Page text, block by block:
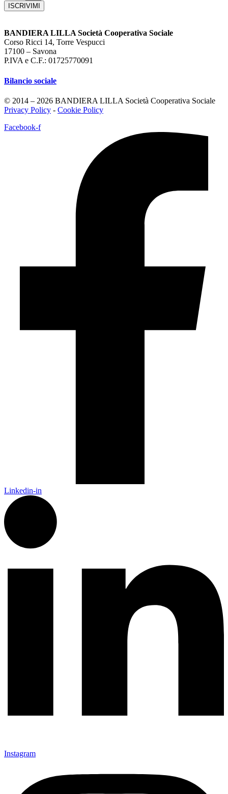
ISCRIVIMI
BANDIERA LILLA Società Cooperativa Sociale
Corso Ricci 14, Torre Vespucci
17100 – Savona
P.IVA e C.F.: 01725770091
Bilancio sociale
© 2014 – 2026 BANDIERA LILLA Società Cooperativa Sociale
Privacy Policy - Cookie Policy
Facebook-f
Linkedin-in
Instagram